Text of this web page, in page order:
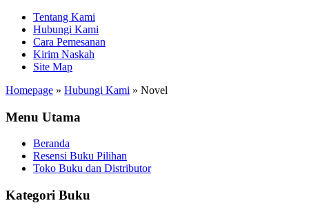
Tentang Kami
Hubungi Kami
Cara Pemesanan
Kirim Naskah
Site Map
Homepage » Hubungi Kami » Novel
Menu Utama
Beranda
Resensi Buku Pilihan
Toko Buku dan Distributor
Kategori Buku